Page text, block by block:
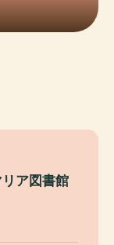
ア図書館